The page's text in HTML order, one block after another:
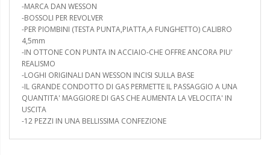
-MARCA DAN WESSON
-BOSSOLI PER REVOLVER
-PER PIOMBINI (TESTA PUNTA,PIATTA,A FUNGHETTO) CALIBRO
4,5mm
-IN OTTONE CON PUNTA IN ACCIAIO-CHE OFFRE ANCORA PIU'
REALISMO
-LOGHI ORIGINALI DAN WESSON INCISI SULLA BASE
-IL GRANDE CONDOTTO DI GAS PERMETTE IL PASSAGGIO A UNA
QUANTITA' MAGGIORE DI GAS CHE AUMENTA LA VELOCITA' IN
USCITA
-12 PEZZI IN UNA BELLISSIMA CONFEZIONE